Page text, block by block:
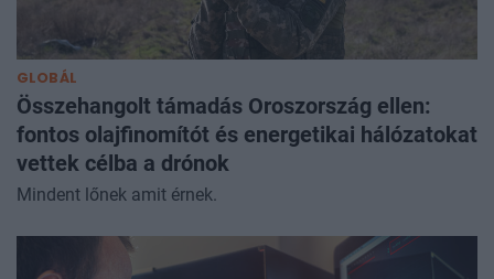
GLOBÁL
Összehangolt támadás Oroszország ellen:
fontos olajfinomítót és energetikai hálózatokat
vettek célba a drónok
Mindent lőnek amit érnek.